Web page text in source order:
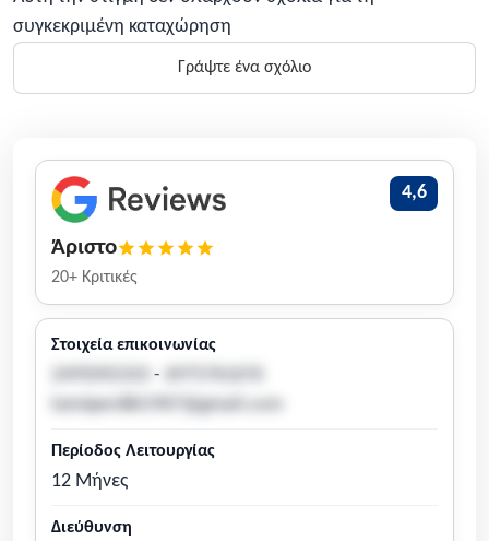
συγκεκριμένη καταχώρηση
Γράψτε ένα σχόλιο
4,6
Άριστο
20+ Κριτικές
Στοιχεία επικοινωνίας
-
tzeniperdiki1967@gmail.com
Περίοδος Λειτουργίας
12 Μήνες
Διεύθυνση